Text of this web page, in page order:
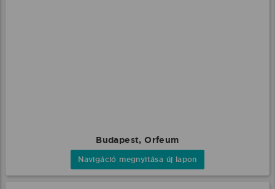
Budapest, Orfeum
Navigáció megnyitása új lapon